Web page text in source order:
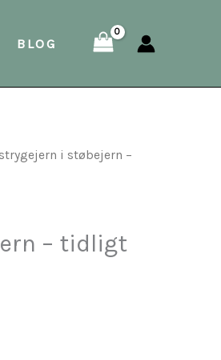
BLOG
i støbejern –
– tidligt